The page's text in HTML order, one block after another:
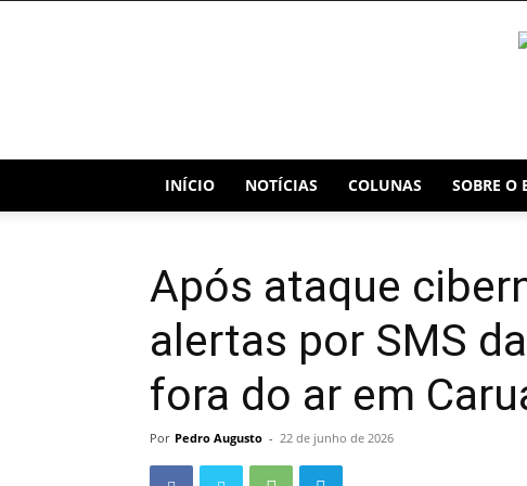
INÍCIO NOTÍCIAS COLUNAS SOBRE O
Após ataque
alertas por SMS
fora do ar em
Por Pedro Augusto - 22 de junho de 2026